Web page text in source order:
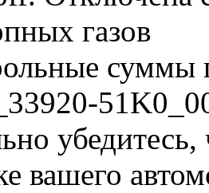
газов
суммы
вашего